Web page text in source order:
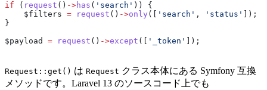
if ( request () ->has ( 'search' )) {
    $filters
= request () ->only ([ 'search' , 'status'
]);
}
$payload
= request () ->except ([ '_token' ]);
Request::get() は Request クラス本体にある Symfony 互換
メソッドです。Laravel 13 のソースコード上でも